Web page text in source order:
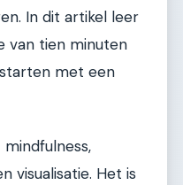
In dit artikel leer
van tien minuten
met een
visualisatie. Het is